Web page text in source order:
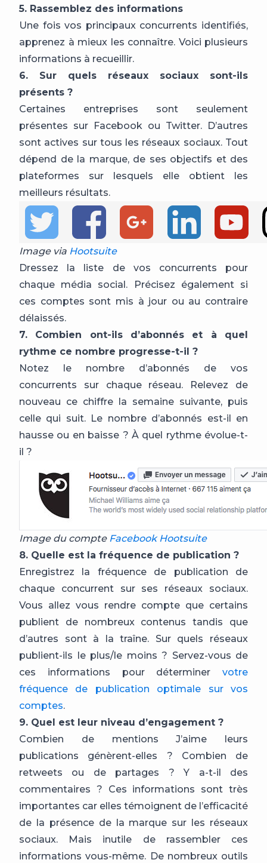
5. Rassemblez des informations
Une fois vos principaux concurrents identifiés,
apprenez à mieux les connaître. Voici plusieurs
informations à recueillir.
6. Sur quels réseaux sociaux sont-ils
présents ?
Certaines entreprises sont seulement
présentes sur Facebook ou Twitter. D’autres
sont actives sur tous les réseaux sociaux. Tout
dépend de la marque, de ses objectifs et des
plateformes sur lesquels elle obtient les
meilleurs résultats.
Image via Hootsuite
Dressez la liste de vos concurrents pour
chaque média social. Précisez également si
ces comptes sont mis à jour ou au contraire
délaissés.
7. Combien ont-ils d’abonnés et à quel
rythme ce nombre progresse-t-il ?
Notez le nombre d’abonnés de vos
concurrents sur chaque réseau. Relevez de
nouveau ce chiffre la semaine suivante, puis
celle qui suit. Le nombre d’abonnés est-il en
hausse ou en baisse ? À quel rythme évolue-t-
il ?
Image du compte Facebook Hootsuite
8. Quelle est la fréquence de publication ?
Enregistrez la fréquence de publication de
chaque concurrent sur ses réseaux sociaux.
Vous allez vous rendre compte que certains
publient de nombreux contenus tandis que
d’autres sont à la traîne. Sur quels réseaux
publient-ils le plus/le moins ? Servez-vous de
ces informations pour déterminer votre
fréquence de publication optimale sur vos
comptes.
9. Quel est leur niveau d’engagement ?
Combien de mentions J’aime leurs
publications génèrent-elles ? Combien de
retweets ou de partages ? Y a-t-il des
commentaires ? Ces informations sont très
importantes car elles témoignent de l’efficacité
de la présence de la marque sur les réseaux
sociaux. Mais inutile de rassembler ces
informations vous-même. De nombreux outils